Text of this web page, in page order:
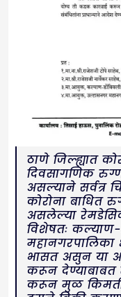
ठाणे जिल्ह्यात
दिवसागणिक
असल्याने सर्वत्र
कोरोना बाधित
असलेल्या
विशेषतः
महानगरपालिका
भासत असुन या
करून देण्याबाबत
करून मुळ किमती